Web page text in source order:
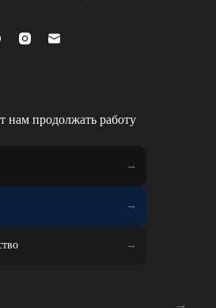
нам продолжать работу